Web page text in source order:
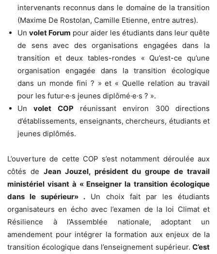
intervenants reconnus dans le domaine de la transition
(Maxime De Rostolan, Camille Etienne, entre autres).
Un volet Forum pour aider les étudiants dans leur quête
de sens avec des organisations engagées dans la
transition et deux tables-rondes « Qu’est-ce qu’une
organisation engagée dans la transition écologique
dans un monde fini ? » et « Quelle relation au travail
pour les futur·e·s jeunes diplômé·e·s ? ».
Unvolet COP
réunissant environ 300 directions
d’établissements, enseignants, chercheurs, étudiants et
jeunes diplômés.
L’ouverture de cette COP s’est notamment déroulée aux
côtés de Jean Jouzel, président du groupe de travail
ministériel visant à « Enseigner la transition écologique
dans le supérieur» . Un choix fait par les étudiants
organisateurs en écho avec l’examen de la loi Climat et
Résilience à l’Assemblée nationale, adoptant un
amendement pour intégrer la formation aux enjeux de la
transition écologique dans l’enseignement supérieur. C’est